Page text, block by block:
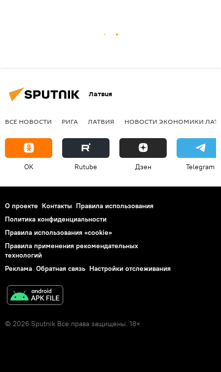
Латвия
ВСЕ НОВОСТИ РИГА ЛАТВИЯ НОВОСТИ ЭКОНОМИКИ
OK Rutube Дзен Telegram
О проекте Контакты Правила использования
Политика конфиденциальности
Правила использования «cookie»
Правила применения рекомендательных
технологий
Реклама Обратная связь Настройки отслеживания
© 2026 Sputnik Все права защищены. 18+